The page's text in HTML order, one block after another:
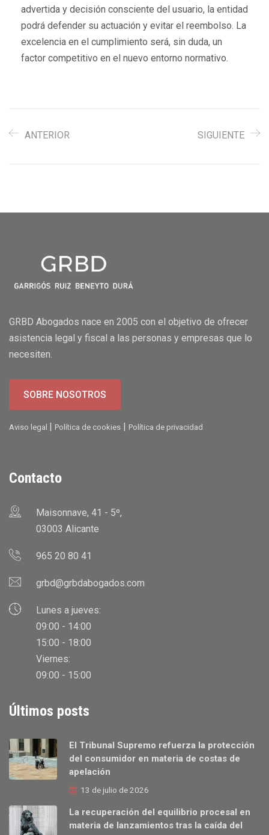
advertida y decisión consciente del usuario, la entidad
podrá defender su actuación y evitar el reembolso. La
excelencia en el cumplimiento será, sin duda, un
factor competitivo en el nuevo entorno normativo.
ANTERIOR SIGUIENTE
GRBD Abogados nace en 2005 con el objetivo de ofrecer
asistencia legal y fiscal a las personas y empresas que lo
necesiten.
SOBRE NOSOTROS
Aviso legal Política de cookies Política de privacidad
Contacto
Maisonnave, 41 - 5º,
03003 Alicante
965 20 80 41
grbd@grbdabogados.com
Lunes a jueves:
09:00 - 14:00
15:00 - 18:00
Viernes:
09:00 - 15:00
Últimos posts
El Tribunal Supremo refuerza la protección
del consumidor en materia de costas de
apelación
13 de julio de 2026
La recuperación del equilibrio procesal en
materia de lanzamientos tras la caída del